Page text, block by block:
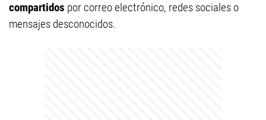
compartidos por correo electrónico, redes sociales o
mensajes desconocidos.